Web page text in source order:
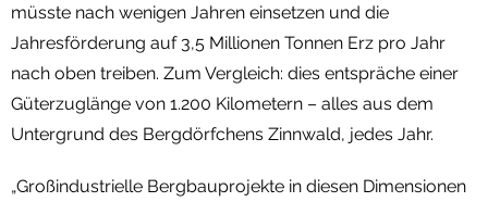
müsste nach wenigen Jahren einsetzen und die
Jahresförderung auf 3,5 Millionen Tonnen Erz pro Jahr
nach oben treiben. Zum Vergleich: dies entspräche einer
Güterzuglänge von 1.200 Kilometern – alles aus dem
Untergrund des Bergdörfchens Zinnwald, jedes Jahr.
„Großindustrielle Bergbauprojekte in diesen Dimensionen